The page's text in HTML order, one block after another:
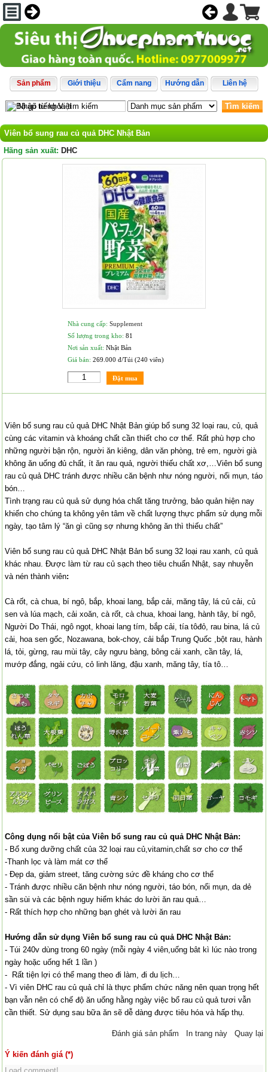
Sản phẩm Giới thiệu Cẩm nang Hướng dẫn Liên hệ
Tìm kiếm
Viên bổ sung rau củ quả DHC Nhật Bản
Hãng sản xuất: DHC
Nhà cung cấp: Supplement
Số lượng trong kho: 81
Nơi sản xuất: Nhật Bản
Giá bán: 269.000 đ/Túi (240 viên)
Đặt mua
Viên bổ sung rau củ quả DHC Nhật Bản giúp bổ sung 32 loại rau, củ, quả
cùng các vitamin và khoáng chất cần thiết cho cơ thể. Rất phù hợp cho
những người bận rộn, người ăn kiêng, dân văn phòng, trẻ em, người già
không ăn uống đủ chất, ít ăn rau quả, người thiếu chất xơ,…Viên bổ sung
rau củ quả DHC tránh được nhiều căn bệnh như nóng người, nổi mụn, táo
bón…
Tình trạng rau củ quả sử dụng hóa chất tăng trưởng, bảo quản hiện nay
khiến cho chúng ta không yên tâm về chất lượng thực phẩm sử dụng mỗi
ngày, tạo tâm lý “ăn gì cũng sợ nhưng không ăn thì thiếu chất”
Viên bổ sung rau củ quả DHC Nhật Bản bổ sung 32 loại rau xanh, củ quả
khác nhau. Được làm từ rau củ sạch theo tiêu chuẩn Nhật, say nhuyễn
và nén thành viên:
Cà rốt, cà chua, bí ngô, bắp, khoai lang, bắp cải, măng tây, lá củ cải, củ
sen và lúa mạch, cải xoăn, cà rốt, cà chua, khoai lang, hành tây, bí ngô,
Người Do Thái, ngô ngọt, khoai lang tím, bắp cải, tía tôđỏ, rau bina, lá củ
cải, hoa sen gốc, Nozawana, bok-choy, cải bắp Trung Quốc ,bột rau, hành
lá, tỏi, gừng, rau mùi tây, cây ngưu bàng, bông cải xanh, cần tây, lá,
mướp đắng, ngải cứu, cỏ linh lăng, đậu xanh, măng tây, tía tô…
Công dụng nổi bật của Viên bổ sung rau củ quả DHC Nhật Bản:
- Bổ xung dưỡng chất của 32 loại rau củ,vitamin,chất sơ cho cơ thể
-Thanh lọc và làm mát cơ thể
- Đẹp da, giảm street, tăng cường sức đề kháng cho cơ thể
- Tránh được nhiều căn bệnh như nóng người, táo bón, nổi mụn, da dẻ
sần sùi và các bệnh nguy hiểm khác do lười ăn rau quả…
- Rất thích hợp cho những bạn ghét và lười ăn rau
Hướng dẫn sử dụng Viên bổ sung rau củ quả DHC Nhật Bản:
- Túi 240v dùng trong 60 ngày (mỗi ngày 4 viên,uống bât kì lúc nào trong
ngày hoặc uống hết 1 lần )
- Rất tiện lợi có thể mang theo đi làm, đi du lịch…
- Vì viên DHC rau củ quả chỉ là thực phẩm chức năng nên quan trọng hết
bạn vẫn nên có chế độ ăn uống hằng ngày việc bổ rau củ quả tươi vẫn
cần thiết. Sử dụng sau bữa ăn sẽ dễ dàng được tiêu hóa và hấp thụ.
Đánh giá sản phẩm In trang này Quay lại
Ý kiến đánh giá (*)